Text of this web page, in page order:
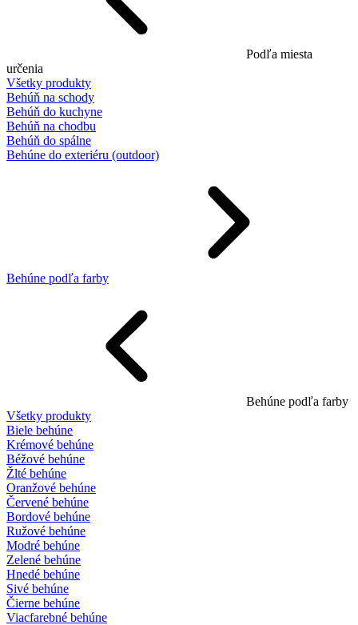
Podľa miesta
určenia
Všetky produkty
Behúň na schody
Behúň do kuchyne
Behúň na chodbu
Behúň do spálne
Behúne do exteriéru (outdoor)
Behúne podľa farby
Behúne podľa farby
Všetky produkty
Biele behúne
Krémové behúne
Béžové behúne
Žlté behúne
Oranžové behúne
Červené behúne
Bordové behúne
Ružové behúne
Modré behúne
Zelené behúne
Hnedé behúne
Sivé behúne
Čierne behúne
Viacfarebné behúne